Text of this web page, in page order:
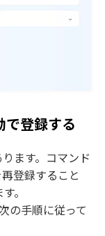
登録する
ます。コマンド
登録すること
。
の手順に従って